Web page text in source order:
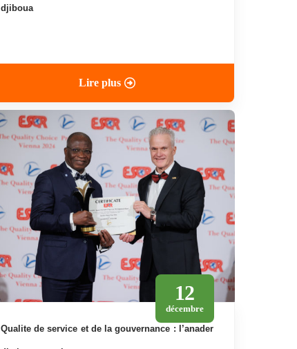
djiboua
Lire plus
12
décembre
qualite de service et de la gouvernance : l’anader